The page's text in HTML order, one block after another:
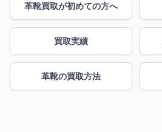
革靴買取が初めての方へ
買取実績
革靴の買取方法